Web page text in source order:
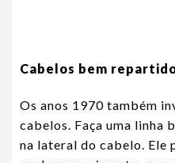
Cabelos bem
Os anos 1970 também
cabelos. Faça uma linha
na lateral do cabelo. Ele